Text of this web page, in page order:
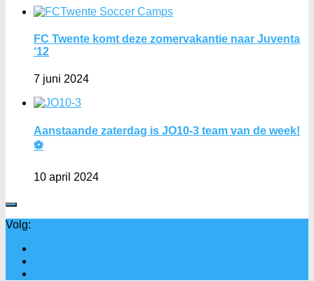
FC Twente komt deze zomervakantie naar Juventa
‘12
7 juni 2024
Aanstaande zaterdag is JO10-3 team van de week!
⚽️
10 april 2024
Volg: